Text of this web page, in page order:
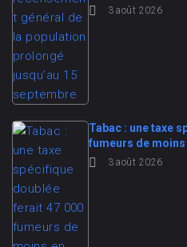
3 août 2026
Tabac : une taxe
fumeurs de moins
3 août 2026